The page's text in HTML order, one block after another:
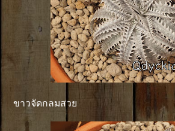
ขาวจัดกลมสวย